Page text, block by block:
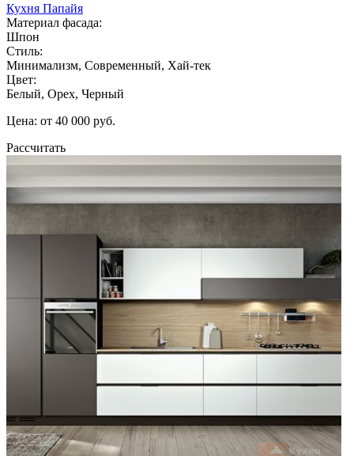
Кухня Папайя
Материал фасада:
Шпон
Стиль:
Минимализм, Современный, Хай-тек
Цвет:
Белый, Орех, Черный
Цена: от 40 000 руб.
Рассчитать